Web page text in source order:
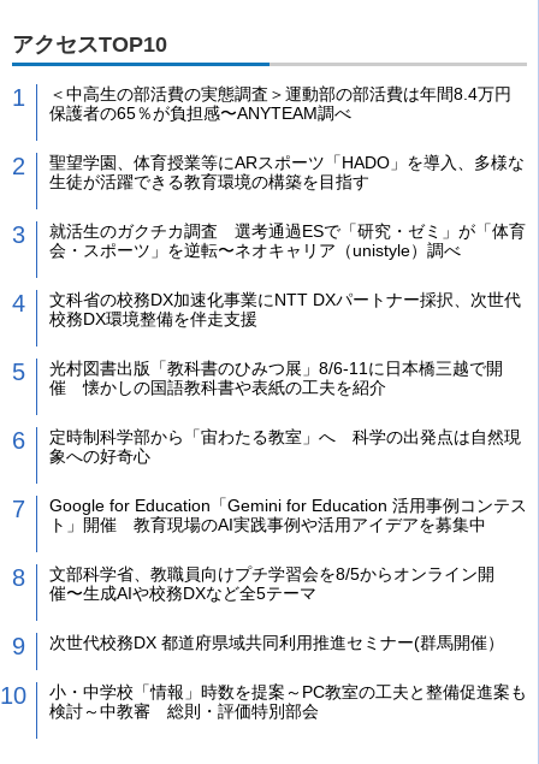
アクセスTOP10
＜中高生の部活費の実態調査＞運動部の部活費は年間8.4万円
保護者の65％が負担感〜ANYTEAM調べ
聖望学園、体育授業等にARスポーツ「HADO」を導入、多様な
生徒が活躍できる教育環境の構築を目指す
就活生のガクチカ調査 選考通過ESで「研究・ゼミ」が「体育
会・スポーツ」を逆転〜ネオキャリア（unistyle）調べ
文科省の校務DX加速化事業にNTT DXパートナー採択、次世代
校務DX環境整備を伴走支援
光村図書出版「教科書のひみつ展」8/6-11に日本橋三越で開
催 懐かしの国語教科書や表紙の工夫を紹介
定時制科学部から「宙わたる教室」へ 科学の出発点は自然現
象への好奇心
Google for Education「Gemini for Education 活用事例コンテス
ト」開催 教育現場のAI実践事例や活用アイデアを募集中
文部科学省、教職員向けプチ学習会を8/5からオンライン開
催〜生成AIや校務DXなど全5テーマ
次世代校務DX 都道府県域共同利用推進セミナー(群馬開催）
小・中学校「情報」時数を提案～PC教室の工夫と整備促進案も
検討～中教審 総則・評価特別部会